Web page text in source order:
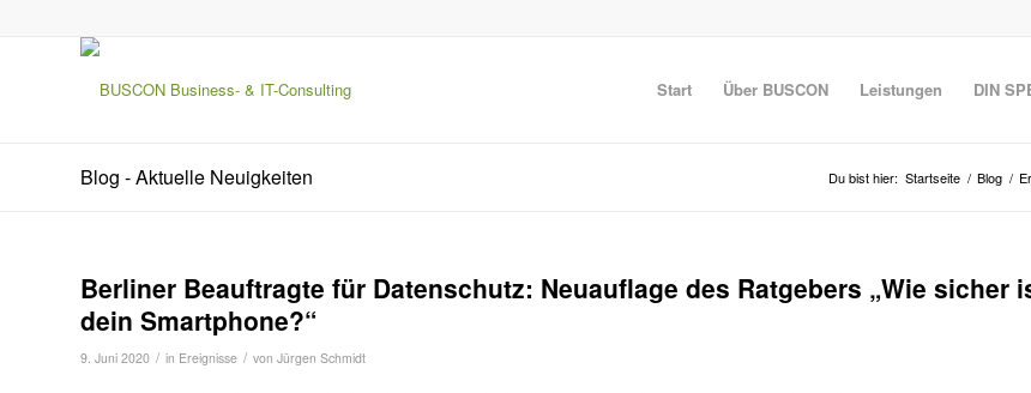
Start Über BUSCON Leistungen DIN
Blog - Aktuelle Neuigkeiten Du bist hier: Startseite / Blog /
Berliner Beauftragte für Datenschutz: Neuauflage des Ratgebers „Wie sicher
dein Smartphone?“
9. Juni 2020 / in Ereignisse / von Jürgen Schmidt